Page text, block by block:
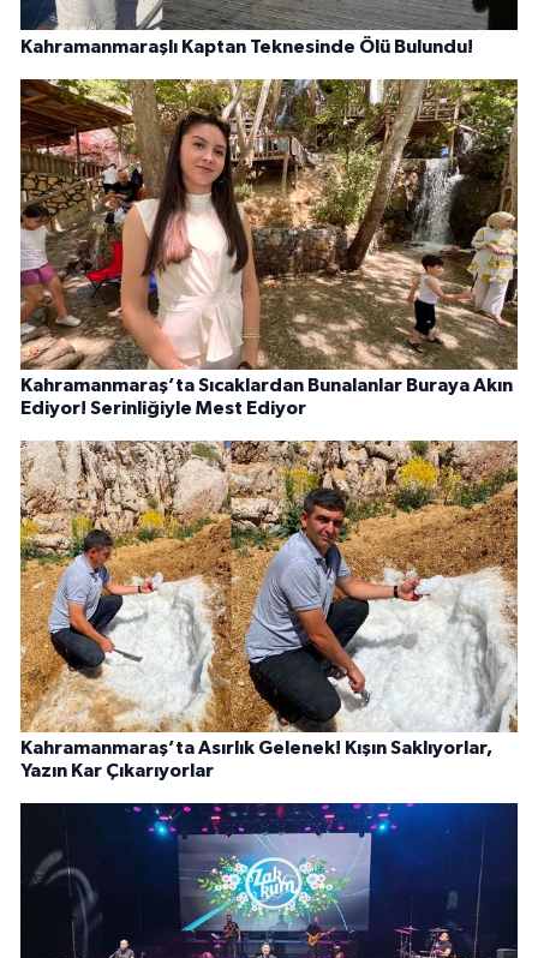
Kahramanmaraşlı Kaptan Teknesinde Ölü Bulundu!
Kahramanmaraş’ta Sıcaklardan Bunalanlar Buraya Akın
Ediyor! Serinliğiyle Mest Ediyor
Kahramanmaraş’ta Asırlık Gelenek! Kışın Saklıyorlar,
Yazın Kar Çıkarıyorlar